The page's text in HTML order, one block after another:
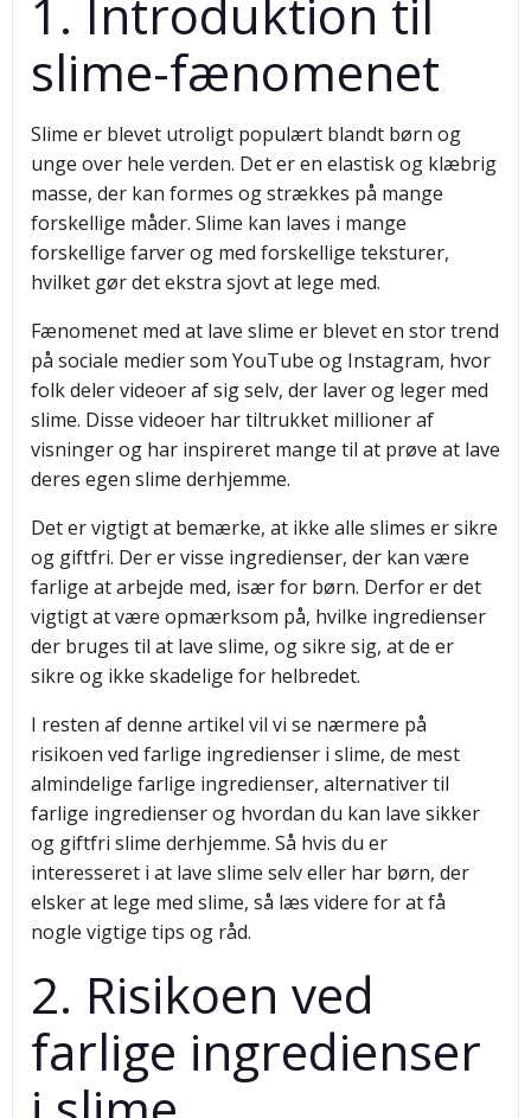
1. Introduktion til
slime-fænomenet
Slime er blevet utroligt populært blandt børn og
unge over hele verden. Det er en elastisk og klæbrig
masse, der kan formes og strækkes på mange
forskellige måder. Slime kan laves i mange
forskellige farver og med forskellige teksturer,
hvilket gør det ekstra sjovt at lege med.
Fænomenet med at lave slime er blevet en stor trend
på sociale medier som YouTube og Instagram, hvor
folk deler videoer af sig selv, der laver og leger med
slime. Disse videoer har tiltrukket millioner af
visninger og har inspireret mange til at prøve at lave
deres egen slime derhjemme.
Det er vigtigt at bemærke, at ikke alle slimes er sikre
og giftfri. Der er visse ingredienser, der kan være
farlige at arbejde med, især for børn. Derfor er det
vigtigt at være opmærksom på, hvilke ingredienser
der bruges til at lave slime, og sikre sig, at de er
sikre og ikke skadelige for helbredet.
I resten af denne artikel vil vi se nærmere på
risikoen ved farlige ingredienser i slime, de mest
almindelige farlige ingredienser, alternativer til
farlige ingredienser og hvordan du kan lave sikker
og giftfri slime derhjemme. Så hvis du er
interesseret i at lave slime selv eller har børn, der
elsker at lege med slime, så læs videre for at få
nogle vigtige tips og råd.
2. Risikoen ved
farlige ingredienser